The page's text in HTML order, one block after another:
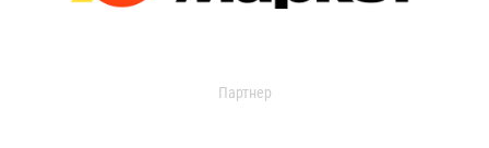
Партнер